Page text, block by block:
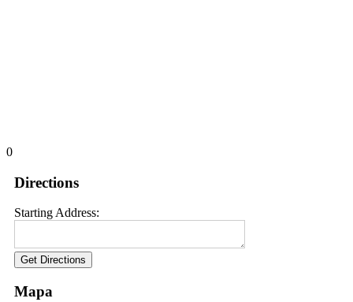
0
Directions
Starting Address:
Mapa